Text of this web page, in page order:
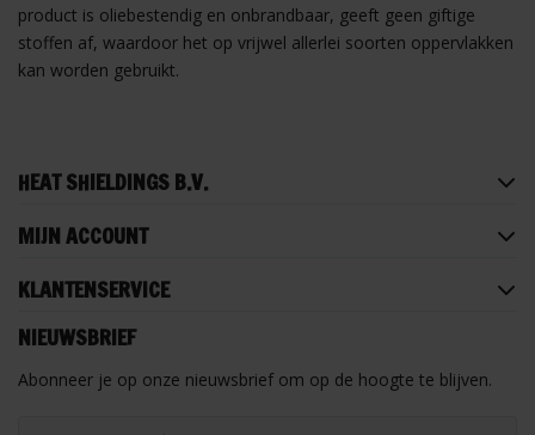
product is oliebestendig en onbrandbaar, geeft geen giftige
stoffen af, waardoor het op vrijwel allerlei soorten oppervlakken
kan worden gebruikt.
HEAT SHIELDINGS B.V.
MIJN ACCOUNT
KLANTENSERVICE
NIEUWSBRIEF
Abonneer je op onze nieuwsbrief om op de hoogte te blijven.